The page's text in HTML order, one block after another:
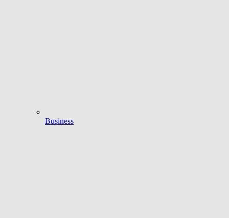
Business